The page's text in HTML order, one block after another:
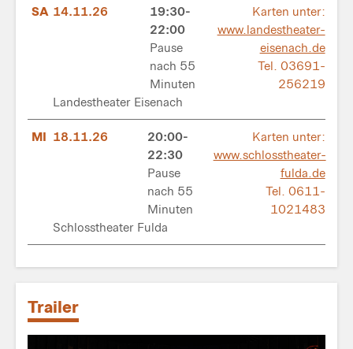
SA 14.11.26
19:30-
22:00
Pause
nach 55
Minuten
Landestheater Eisenach
Karten unter:
www.landestheater-
eisenach.de
Tel. 03691-
256219
MI 18.11.26
20:00-
22:30
Pause
nach 55
Minuten
Schlosstheater Fulda
Karten unter:
www.schlosstheater-
fulda.de
Tel. 0611-
1021483
Trailer